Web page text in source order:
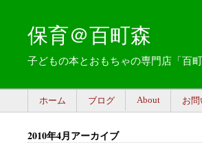
保育＠百町森
子どもの本とおもちゃの専門店「百
ホーム ブログ About お
2010年4月アーカイブ